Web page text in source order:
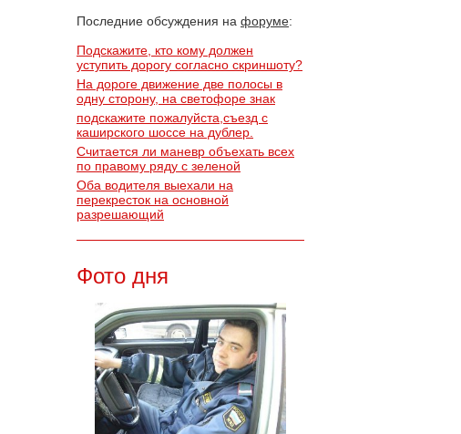
Последние обсуждения на форуме:
Подскажите, кто кому должен
уступить дорогу согласно скриншоту?
На дороге движение две полосы в
одну сторону, на светофоре знак
подскажите пожалуйста,съезд с
каширского шоссе на дублер.
Считается ли маневр объехать всех
по правому ряду с зеленой
Оба водителя выехали на
перекресток на основной
разрешающий
Фото дня